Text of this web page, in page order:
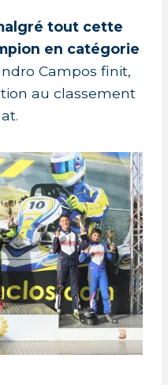
tout cette
en catégorie
Campos finit,
au classement